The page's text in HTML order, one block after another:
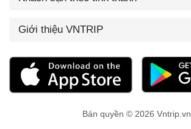
Giới thiệu VNTRIP
Bản quyền © 2026 Vntrip.vn